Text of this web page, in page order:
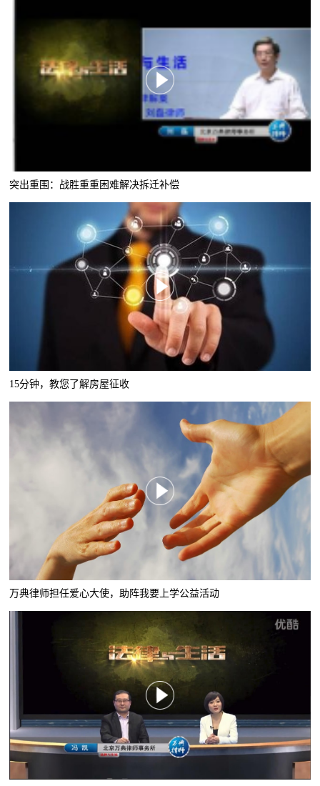
突出重围：战胜重重困难解决拆迁补偿
15分钟，教您了解房屋征收
万典律师担任爱心大使，助阵我要上学公益活动